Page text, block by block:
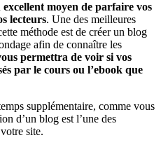
moyen de parfaire vos
lecteurs. Une des meilleures
méthode est de créer un blog
afin de connaître les
permettra de voir si vos
par le cours ou l’ebook que
supplémentaire, comme vous
d’un blog est l’une des
site.